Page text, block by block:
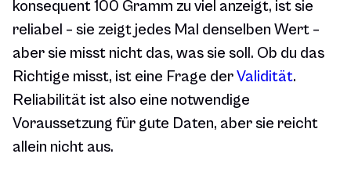
konsequent 100 Gramm zu viel anzeigt, ist sie
reliabel – sie zeigt jedes Mal denselben Wert –
aber sie misst nicht das, was sie soll. Ob du das
Richtige misst, ist eine Frage derValidität.
Reliabilität ist also eine notwendige
Voraussetzung für gute Daten, aber sie reicht
allein nicht aus.